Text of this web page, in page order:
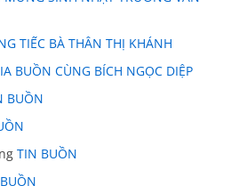
TIẾC BÀ THÂN THỊ KHÁNH
BUỒN CÙNG BÍCH NGỌC DIỆP
BUỒN
TIN BUỒN